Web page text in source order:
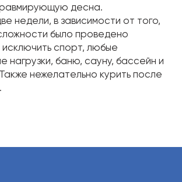
десна.
недели, в зависимости от того,
было проведено
спорт, любые
нагрузки, баню, сауну, бассейн и
нежелательно курить после